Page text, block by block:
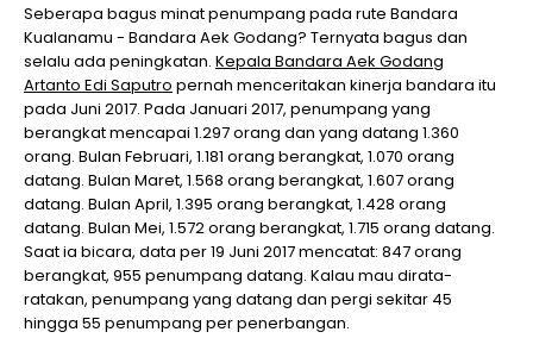
Seberapa bagus minat penumpang pada rute Bandara
Kualanamu - Bandara Aek Godang? Ternyata bagus dan
selalu ada peningkatan. Kepala Bandara Aek Godang
Artanto Edi Saputro pernah menceritakan kinerja bandara itu
pada Juni 2017. Pada Januari 2017, penumpang yang
berangkat mencapai 1.297 orang dan yang datang 1.360
orang. Bulan Februari, 1.181 orang berangkat, 1.070 orang
datang. Bulan Maret, 1.568 orang berangkat, 1.607 orang
datang. Bulan April, 1.395 orang berangkat, 1.428 orang
datang. Bulan Mei, 1.572 orang berangkat, 1.715 orang datang.
Saat ia bicara, data per 19 Juni 2017 mencatat: 847 orang
berangkat, 955 penumpang datang. Kalau mau dirata-
ratakan, penumpang yang datang dan pergi sekitar 45
hingga 55 penumpang per penerbangan.